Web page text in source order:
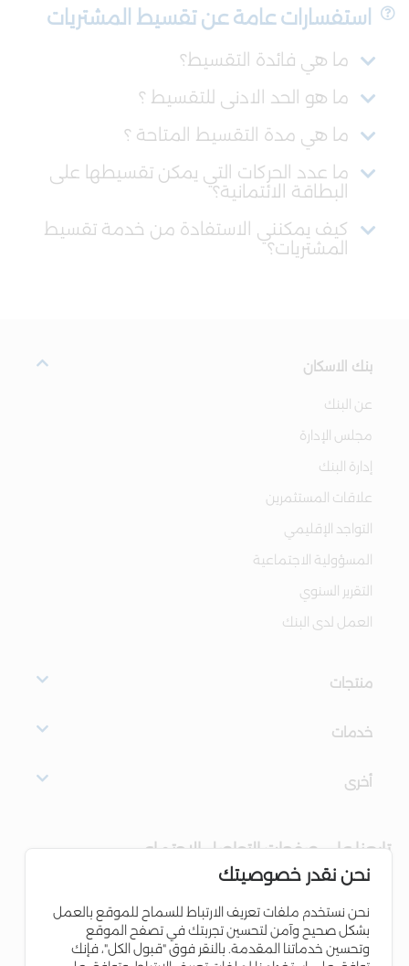
استفسارات عامة عن تقسيط المشتريات
ما هي فائدة التقسيط؟
ما هو الحد الادنى للتقسيط ؟
ما هي مدة التقسيط المتاحة ؟
ما عدد الحركات التي يمكن تقسيطها على
البطاقة الائتمانية؟
كيف يمكنني الاستفادة من خدمة تقسيط
المشتريات؟
بنك الاسكان
عن البنك
مجلس الإدارة
إدارة البنك
علاقات المستثمرين
التواجد الإقليمي
المسؤولية الاجتماعية
التقرير السنوي
العمل لدى البنك
منتجات
خدمات
أخرى
تابعنا على صفحات التواصل الاجتماعي
نحن نقدر خصوصيتك
نحن نستخدم ملفات تعريف الارتباط للسماح للموقع بالعمل
بشكل صحيح وآمن لتحسين تجربتك في تصفح الموقع
وتحسين خدماتنا المقدمة. بالنقر فوق "قبول الكل"، فإنك